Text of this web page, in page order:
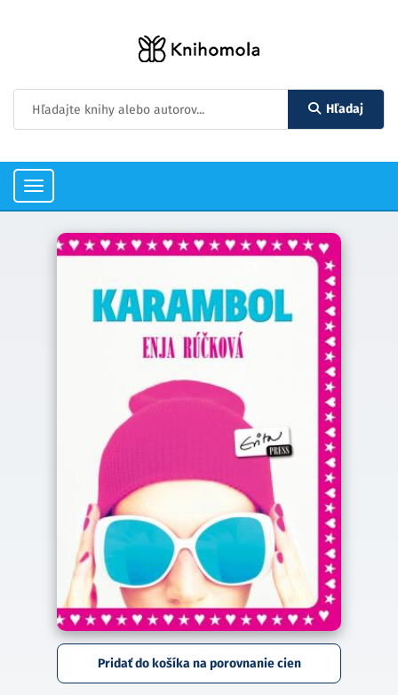
Hľadaj
Toggle
navigation
Pridať do košíka na porovnanie cien